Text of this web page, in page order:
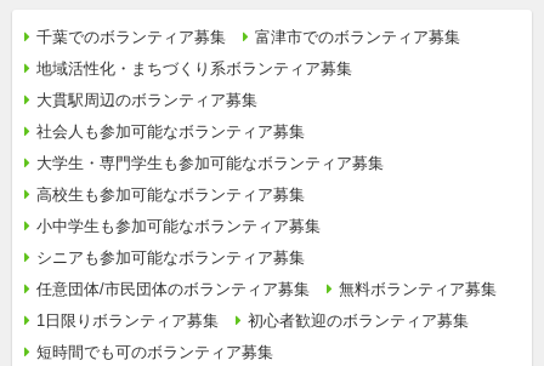
千葉でのボランティア募集
富津市でのボランティア募集
地域活性化・まちづくり系ボランティア募集
大貫駅周辺のボランティア募集
社会人も参加可能なボランティア募集
大学生・専門学生も参加可能なボランティア募集
高校生も参加可能なボランティア募集
小中学生も参加可能なボランティア募集
シニアも参加可能なボランティア募集
任意団体/市民団体のボランティア募集
無料ボランティア募集
1日限りボランティア募集
初心者歓迎のボランティア募集
短時間でも可のボランティア募集